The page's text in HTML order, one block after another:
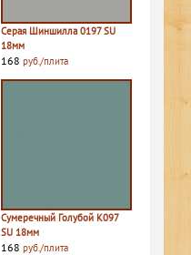
Серая Шиншилла 0197 SU
18мм
168 руб./плита
Сумеречный Голубой K097
SU 18мм
168 руб./плита